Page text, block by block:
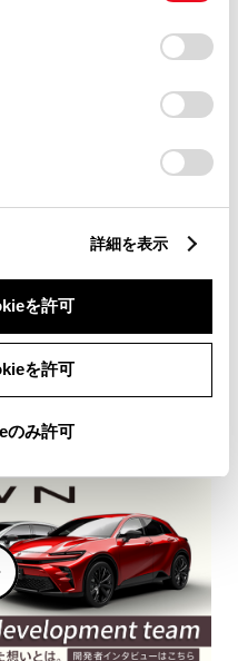
ー)が保存されることに同
ッキー)のオプトアウト、
るにあたっては、当社の
扱いについて
」をご覧くだ
詳細を表示
を許可
を許可
のみ許可